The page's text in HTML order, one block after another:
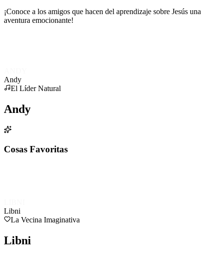
¡Conoce a los amigos que hacen del aprendizaje sobre Jesús una
aventura emocionante!
Andy
El Líder Natural
Andy
Cosas Favoritas
Libni
La Vecina Imaginativa
Libni